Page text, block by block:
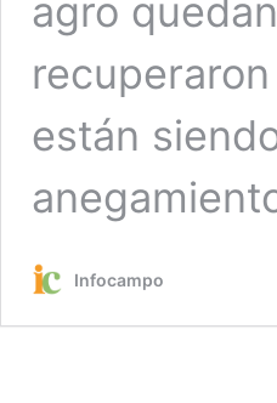
agro
están
Infocampo